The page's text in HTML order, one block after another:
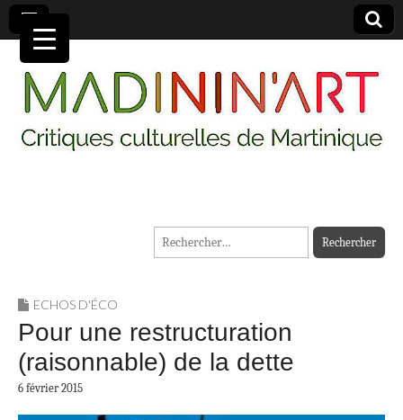
MADININ'ART
Rechercher :
ECHOS D'ÉCO
Pour une restructuration
(raisonnable) de la dette
6 février 2015